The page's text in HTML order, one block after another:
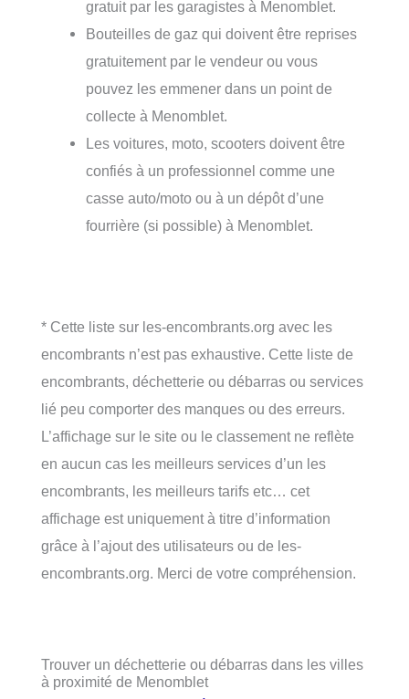
gratuit par les garagistes à Menomblet.
Bouteilles de gaz qui doivent être reprises
gratuitement par le vendeur ou vous
pouvez les emmener dans un point de
collecte à Menomblet.
Les voitures, moto, scooters doivent être
confiés à un professionnel comme une
casse auto/moto ou à un dépôt d’une
fourrière (si possible) à Menomblet.
* Cette liste sur les-encombrants.org avec les
encombrants n’est pas exhaustive. Cette liste de
encombrants, déchetterie ou débarras ou services
lié peu comporter des manques ou des erreurs.
L’affichage sur le site ou le classement ne reflète
en aucun cas les meilleurs services d’un les
encombrants, les meilleurs tarifs etc… cet
affichage est uniquement à titre d’information
grâce à l’ajout des utilisateurs ou de les-
encombrants.org. Merci de votre compréhension.
Trouver un déchetterie ou débarras dans les villes
à proximité de Menomblet